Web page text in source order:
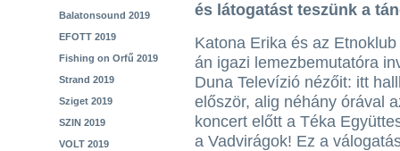
Balatonsound 2019
EFOTT 2019
Fishing on Orfű 2019
Strand 2019
Sziget 2019
SZIN 2019
VOLT 2019
és látogatást teszünk a
Katona Erika és az
án igazi lemezbemutatóra
Duna Televízió nézőit: itt
először, alig néhány órával
koncert előtt a Téka
a Vadvirágok! Ez a